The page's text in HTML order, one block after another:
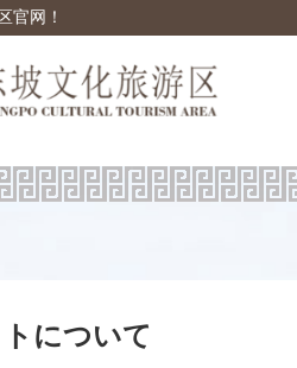
官网！
について